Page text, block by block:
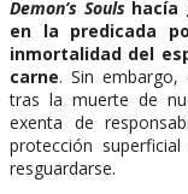
Demon’s Souls hacía
en la predicada
inmortalidad del
carne. Sin
tras la muerte de
exenta de
protección
resguardarse.